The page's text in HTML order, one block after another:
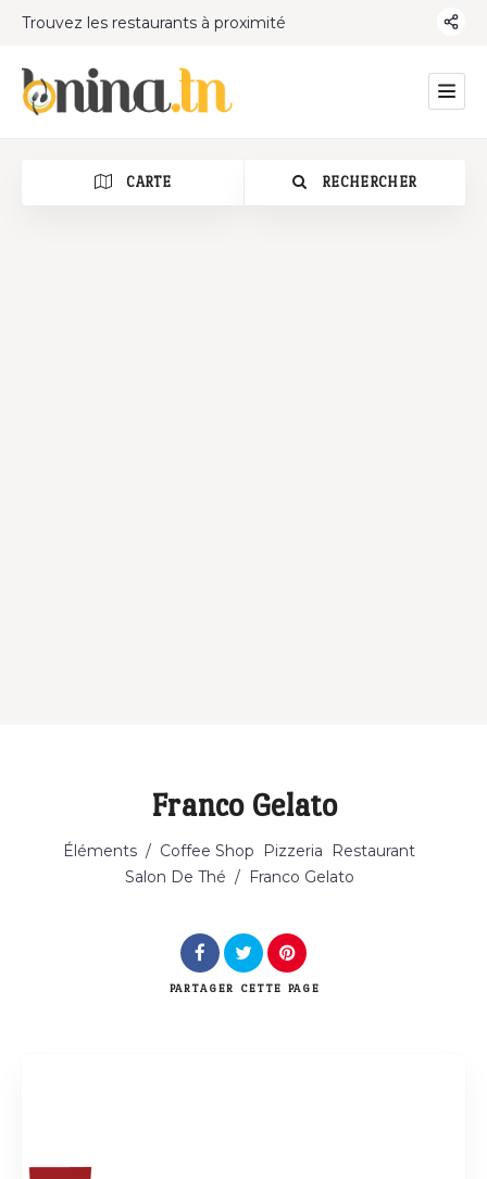
Trouvez les restaurants à proximité
CARTE RECHERCHER
Catégorie
Franco Gelato
Éléments / Coffee Shop Pizzeria
Restaurant
Salon De Thé / Franco Gelato
PARTAGER CETTE PAGE